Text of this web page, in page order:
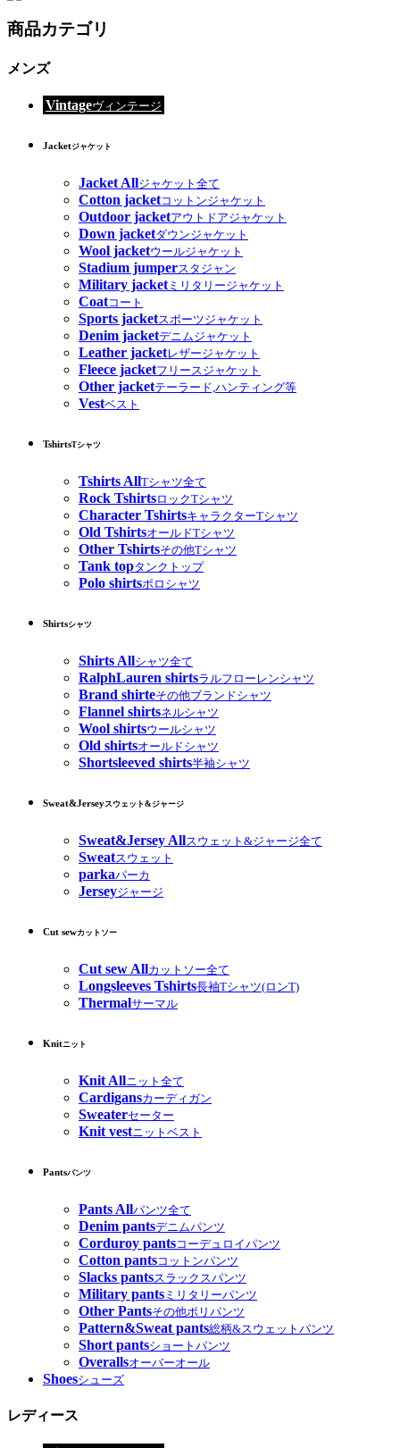
商品カテゴリ
メンズ
Vintageヴィンテージ
Jacketジャケット
Jacket Allジャケット全て
Cotton jacketコットンジャケット
Outdoor jacketアウトドアジャケット
Down jacketダウンジャケット
Wool jacketウールジャケット
Stadium jumperスタジャン
Military jacketミリタリージャケット
Coatコート
Sports jacketスポーツジャケット
Denim jacketデニムジャケット
Leather jacketレザージャケット
Fleece jacketフリースジャケット
Other jacketテーラード,ハンティング等
Vestベスト
TshirtsTシャツ
Tshirts AllTシャツ全て
Rock TshirtsロックTシャツ
Character TshirtsキャラクターTシャツ
Old TshirtsオールドTシャツ
Other Tshirtsその他Tシャツ
Tank topタンクトップ
Polo shirtsポロシャツ
Shirtsシャツ
Shirts Allシャツ全て
RalphLauren shirtsラルフローレンシャツ
Brand shirteその他ブランドシャツ
Flannel shirtsネルシャツ
Wool shirtsウールシャツ
Old shirtsオールドシャツ
Shortsleeved shirts半袖シャツ
Sweat&Jerseyスウェット&ジャージ
Sweat&Jersey Allスウェット&ジャージ全て
Sweatスウェット
parkaパーカ
Jerseyジャージ
Cut sewカットソー
Cut sew Allカットソー全て
Longsleeves Tshirts長袖Tシャツ(ロンT)
Thermalサーマル
Knitニット
Knit Allニット全て
Cardigansカーディガン
Sweaterセーター
Knit vestニットベスト
Pantsパンツ
Pants Allパンツ全て
Denim pantsデニムパンツ
Corduroy pantsコーデュロイパンツ
Cotton pantsコットンパンツ
Slacks pantsスラックスパンツ
Military pants ミリタリーパンツ
Other Pantsその他ポリパンツ
Pattern&Sweat pants総柄&スウェットパンツ
Short pantsショートパンツ
Overallsオーバーオール
Shoesシューズ
レディース